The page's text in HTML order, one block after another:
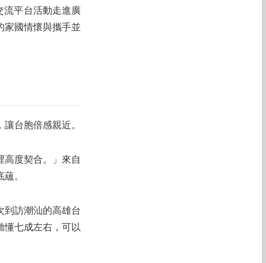
流平台活動走進廣
家國情懷與攜手並
台胞倍感親近。
高度契合。」來自
。
到訪潮汕的高雄台
懂七成左右，可以